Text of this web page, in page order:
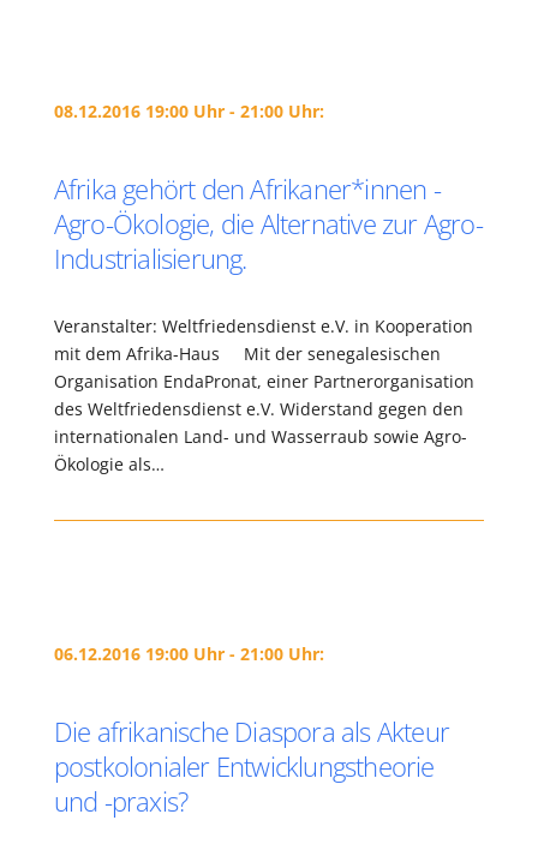
08.12.2016 19:00 Uhr - 21:00 Uhr:
Afrika gehört den Afrikaner*innen -
Agro-Ökologie, die Alternative zur Agro-
Industrialisierung.
Veranstalter: Weltfriedensdienst e.V. in Kooperation
mit dem Afrika-Haus Mit der senegalesischen
Organisation EndaPronat, einer Partnerorganisation
des Weltfriedensdienst e.V. Widerstand gegen den
internationalen Land- und Wasserraub sowie Agro-
Ökologie als…
06.12.2016 19:00 Uhr - 21:00 Uhr:
Die afrikanische Diaspora als Akteur
postkolonialer Entwicklungstheorie
und -praxis?